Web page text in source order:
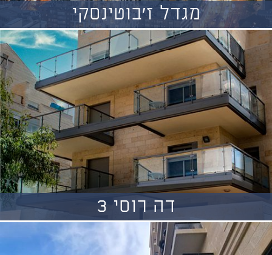
מגדל ז'בוטינסקי
דה רוסי 3